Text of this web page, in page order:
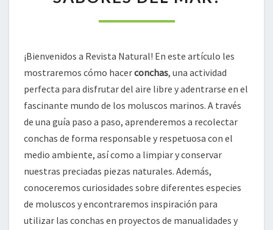
DISFRUTA
DELICIOSOS
DEL
MAR!
¡Bienvenidos a Revista Natural! En este artículo les
mostraremos cómo hacerconchas, una actividad
perfecta para disfrutar del aire libre y adentrarse en el
fascinante mundo de los moluscos marinos. A través
de una guía paso a paso, aprenderemos a recolectar
conchas de forma responsable y respetuosa con el
medio ambiente, así como a limpiar y conservar
nuestras preciadas piezas naturales. Además,
conoceremos curiosidades sobre diferentes especies
de moluscos y encontraremos inspiración para
utilizar las conchas en proyectos de manualidades y